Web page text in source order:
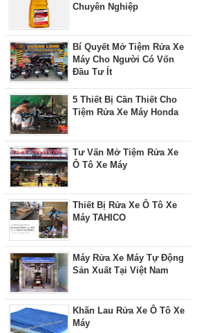
Chuyên Nghiệp
Bí Quyết Mở Tiệm Rửa Xe
Máy Cho Người Có Vốn
Đầu Tư Ít
5 Thiết Bị Cần Thiết Cho
Tiệm Rửa Xe Máy Honda
Tư Vấn Mở Tiệm Rửa Xe
Ô Tô Xe Máy
Thiết Bị Rửa Xe Ô Tô Xe
Máy TAHICO
Máy Rửa Xe Máy Tự Động
Sản Xuất Tại Việt Nam
Khăn Lau Rửa Xe Ô Tô Xe
Máy